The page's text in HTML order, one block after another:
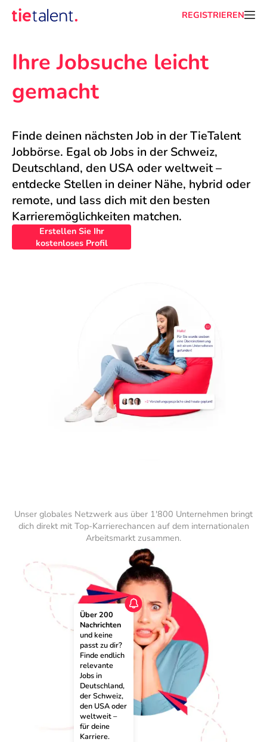
REGISTRIEREN
Ihre Jobsuche leicht
gemacht
Finde deinen nächsten Job in der TieTalent
Jobbörse. Egal ob Jobs in der Schweiz,
Deutschland, den USA oder weltweit –
entdecke Stellen in deiner Nähe, hybrid oder
remote, und lass dich mit den besten
Karrieremöglichkeiten matchen.
Erstellen Sie Ihr
kostenloses Profil
Unser globales Netzwerk aus über 1'800 Unternehmen bringt
dich direkt mit Top-Karrierechancen auf dem internationalen
Arbeitsmarkt zusammen.
Über 200
Nachrichten
und keine
passt zu dir?
Finde endlich
relevante
Jobs in
Deutschland,
der Schweiz,
den USA oder
weltweit –
für deine
Karriere.